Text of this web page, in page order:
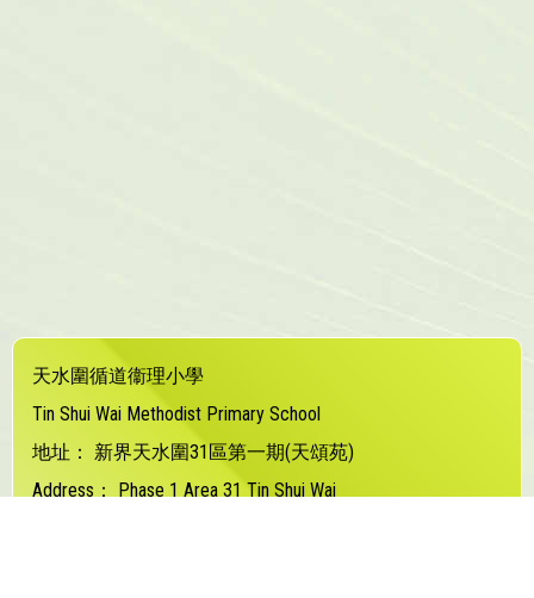
天水圍循道衞理小學
Tin Shui Wai Methodist Primary School
地址：
新界天水圍31區第一期(天頌苑)
Address：
Phase 1 Area 31 Tin Shui Wai